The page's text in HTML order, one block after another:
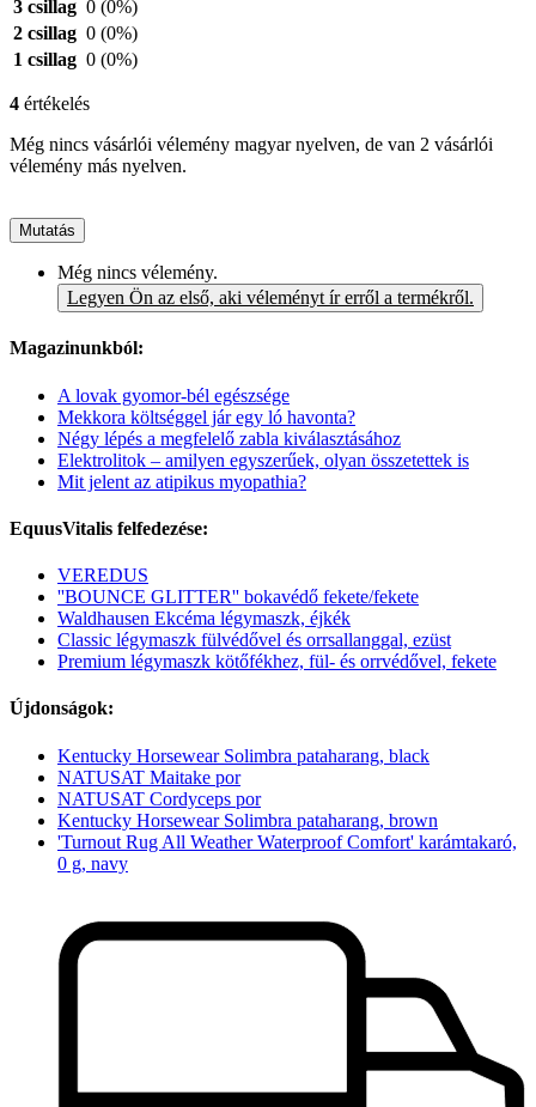
3 csillag 0 (0%)
2 csillag 0 (0%)
1 csillag 0 (0%)
4 értékelés
Még nincs vásárlói vélemény magyar nyelven, de van 2 vásárlói
vélemény más nyelven.
Mutatás
Még nincs vélemény.
Legyen Ön az első, aki véleményt ír erről a termékről.
Magazinunkból:
A lovak gyomor-bél egészsége
Mekkora költséggel jár egy ló havonta?
Négy lépés a megfelelő zabla kiválasztásához
Elektrolitok – amilyen egyszerűek, olyan összetettek is
Mit jelent az atipikus myopathia?
EquusVitalis felfedezése:
VEREDUS
''BOUNCE GLITTER'' bokavédő fekete/fekete
Waldhausen Ekcéma légymaszk, éjkék
Classic légymaszk fülvédővel és orrsallanggal, ezüst
Premium légymaszk kötőfékhez, fül- és orrvédővel, fekete
Újdonságok:
Kentucky Horsewear Solimbra pataharang, black
NATUSAT Maitake por
NATUSAT Cordyceps por
Kentucky Horsewear Solimbra pataharang, brown
'Turnout Rug All Weather Waterproof Comfort' karámtakaró,
0 g, navy